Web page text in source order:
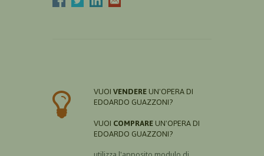
VUOI VENDERE UN'OPERA DI
EDOARDO GUAZZONI?
VUOI COMPRARE UN'OPERA DI
EDOARDO GUAZZONI?